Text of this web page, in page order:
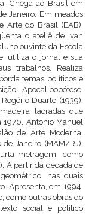
Chega ao Brasil em
Janeiro. Em meados
Arte do Brasil (EAB),
o ateliê de Ivan
ouvinte da Escola
utiliza o jornal e sua
trabalhos. Realiza
temas políticos e
Apocalipopótese,
Duarte (1939),
lacradas que
Antonio Manuel
de Arte Moderna,
Janeiro (MAM/RJ).
metragem, como
A partir da década de
nas quais
Apresenta, em 1994,
como outras obras do
social e político